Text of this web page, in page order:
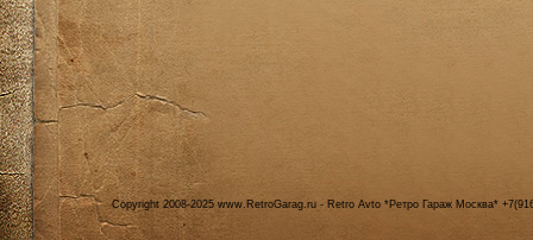
Copyright 2008-2025 www.RetroGarag.ru - Retro Avto *Ретро Гараж Москва*